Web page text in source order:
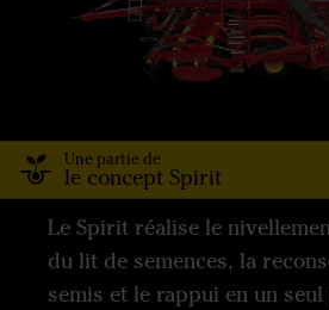
Une partie de
le concept Spirit
Le Spirit réalise le
du lit de semences, la
semis et le rappui en un seul